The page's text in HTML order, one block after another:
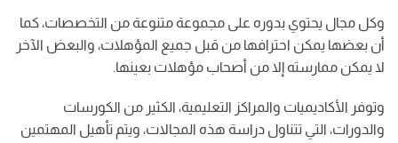
وكل مجال يحتوي بدوره على مجموعة متنوعة من التخصصات، كما
أن بعضها يمكن احترافها من قبل جميع المؤهلات، والبعض الآخر
لا يمكن ممارسته إلا من أصحاب مؤهلات بعينها.
وتوفر الأكاديميات والمراكز التعليمية، الكثير من الكورسات
والدورات، التي تتناول دراسة هذه المجالات، ويتم تأهيل المهتمين